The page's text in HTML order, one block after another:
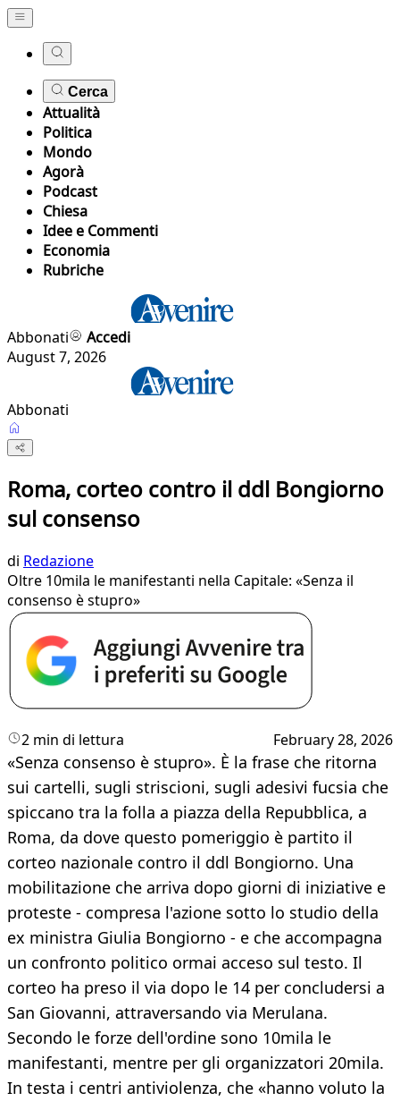
Cerca
Attualità
Politica
Mondo
Agorà
Podcast
Chiesa
Idee e Commenti
Economia
Rubriche
Abbonati
Accedi
August 7, 2026
Abbonati
Roma, corteo contro il ddl Bongiorno
sul consenso
di Redazione
Oltre 10mila le manifestanti nella Capitale: «Senza il
consenso è stupro»
2 min di lettura February 28, 2026
«Senza consenso è stupro». È la frase che ritorna
sui cartelli, sugli striscioni, sugli adesivi fucsia che
spiccano tra la folla a piazza della Repubblica, a
Roma, da dove questo pomeriggio è partito il
corteo nazionale contro il ddl Bongiorno. Una
mobilitazione che arriva dopo giorni di iniziative e
proteste - compresa l'azione sotto lo studio della
ex ministra Giulia Bongiorno - e che accompagna
un confronto politico ormai acceso sul testo. Il
corteo ha preso il via dopo le 14 per concludersi a
San Giovanni, attraversando via Merulana.
Secondo le forze dell'ordine sono 10mila le
manifestanti, mentre per gli organizzatori 20mila.
In testa i centri antiviolenza, che «hanno voluto la